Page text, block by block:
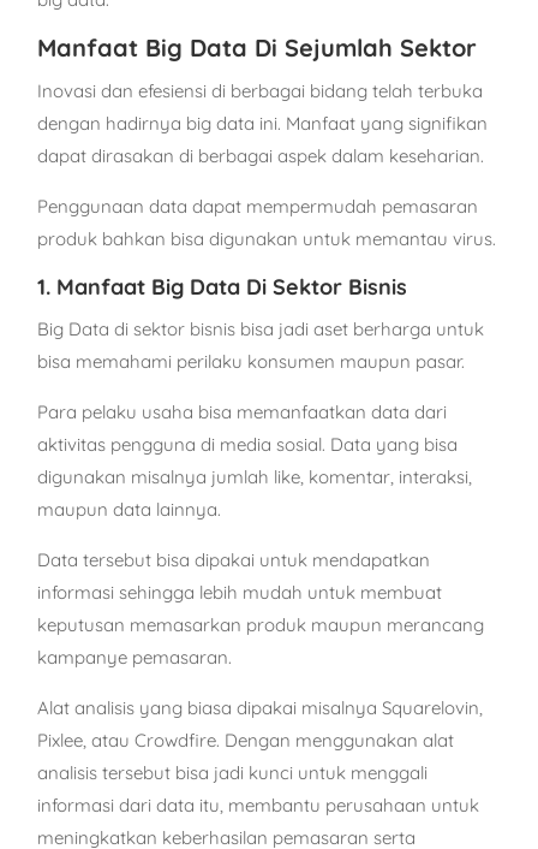
Manfaat Big Data Di Sejumlah Sektor
Inovasi dan efesiensi di berbagai bidang telah terbuka
dengan hadirnya big data ini. Manfaat yang signifikan
dapat dirasakan di berbagai aspek dalam keseharian.
Penggunaan data dapat mempermudah pemasaran
produk bahkan bisa digunakan untuk memantau virus.
1. Manfaat Big Data Di Sektor Bisnis
Big Data di sektor bisnis bisa jadi aset berharga untuk
bisa memahami perilaku konsumen maupun pasar.
Para pelaku usaha bisa memanfaatkan data dari
aktivitas pengguna di media sosial. Data yang bisa
digunakan misalnya jumlah like, komentar, interaksi,
maupun data lainnya.
Data tersebut bisa dipakai untuk mendapatkan
informasi sehingga lebih mudah untuk membuat
keputusan memasarkan produk maupun merancang
kampanye pemasaran.
Alat analisis yang biasa dipakai misalnya Squarelovin,
Pixlee, atau Crowdfire. Dengan menggunakan alat
analisis tersebut bisa jadi kunci untuk menggali
informasi dari data itu, membantu perusahaan untuk
meningkatkan keberhasilan pemasaran serta